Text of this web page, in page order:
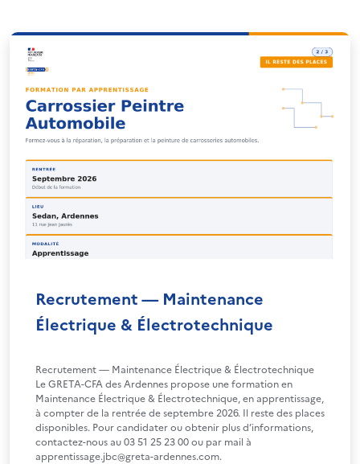
Recrutement — Maintenance
Électrique & Électrotechnique
Recrutement — Maintenance Électrique & Électrotechnique
Le GRETA-CFA des Ardennes propose une formation en
Maintenance Électrique & Électrotechnique, en apprentissage,
à compter de la rentrée de septembre 2026. Il reste des places
disponibles. Pour candidater ou obtenir plus d’informations,
contactez-nous au 03 51 25 23 00 ou par mail à
apprentissage.jbc@greta-ardennes.com.